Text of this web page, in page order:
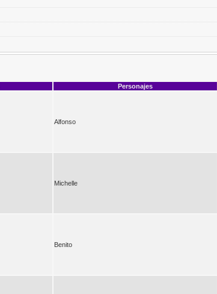
Personajes
Alfonso
Michelle
Benito